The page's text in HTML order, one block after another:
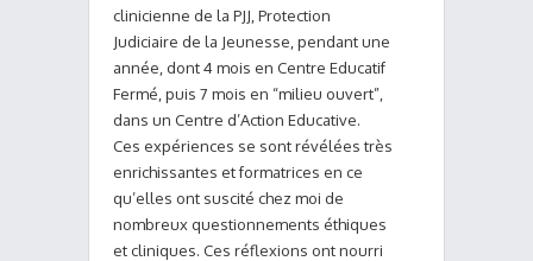
clinicienne de la PJJ, Protection
Judiciaire de la Jeunesse, pendant une
année, dont 4 mois en Centre Educatif
Fermé, puis 7 mois en “milieu ouvert”,
dans un Centre d’Action Educative.
Ces expériences se sont révélées très
enrichissantes et formatrices en ce
qu’elles ont suscité chez moi de
nombreux questionnements éthiques
et cliniques. Ces réflexions ont nourri